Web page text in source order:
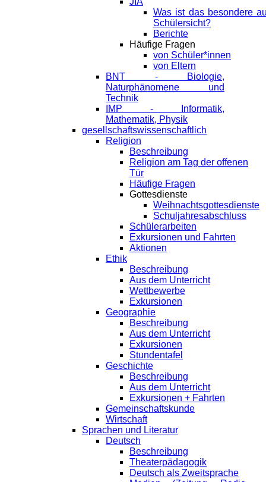
Was ist das besondere
Schülersicht?
Berichte
Häufige Fragen
von Schüler*innen
von Eltern
BNT - Biologie,
Naturphänomene und
Technik
IMP - Informatik,
Mathematik, Physik
gesellschaftswissenschaftlich
Religion
Beschreibung
Religion am Tag der offenen
Tür
Häufige Fragen
Gottesdienste
Weihnachtsgottesdienste
Schuljahresabschluss
Schülerarbeiten
Exkursionen und Fahrten
Aktionen
Ethik
Beschreibung
Aus dem Unterricht
Wettbewerbe
Exkursionen
Geographie
Beschreibung
Aus dem Unterricht
Exkursionen
Stundentafel
Geschichte
Beschreibung
Aus dem Unterricht
Exkursionen + Fahrten
Gemeinschaftskunde
Wirtschaft
Sprachen und Literatur
Deutsch
Beschreibung
Theaterpädagogik
Deutsch als Zweitsprache